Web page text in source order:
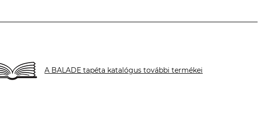
A BALADE tapéta katalógus további termékei